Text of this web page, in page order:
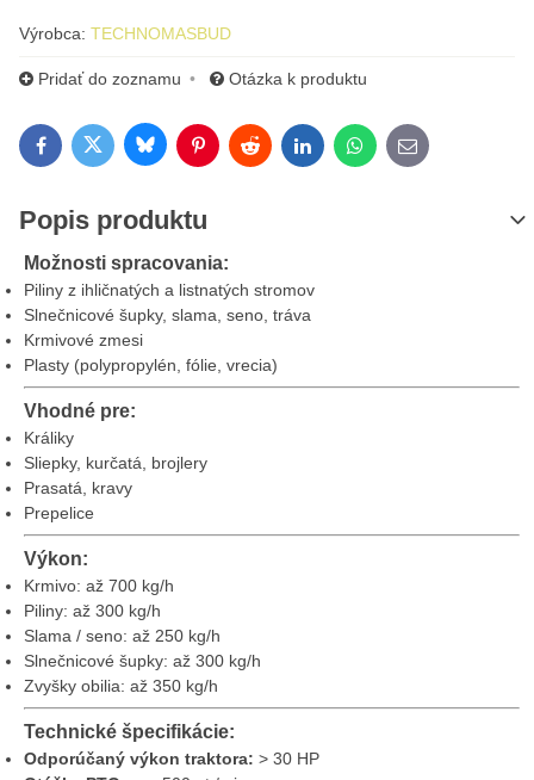
Výrobca: TECHNOMASBUD
Pridať do zoznamu Otázka k produktu
FacebookTwitterBlueskyPinterestRedditLinkedInWhatsApp
E-mail
Popis produktu
Možnosti spracovania:
Piliny z ihličnatých a listnatých stromov
Slnečnicové šupky, slama, seno, tráva
Krmivové zmesi
Plasty (polypropylén, fólie, vrecia)
Vhodné pre:
Králiky
Sliepky, kurčatá, brojlery
Prasatá, kravy
Prepelice
Výkon:
Krmivo: až 700 kg/h
Piliny: až 300 kg/h
Slama / seno: až 250 kg/h
Slnečnicové šupky: až 300 kg/h
Zvyšky obilia: až 350 kg/h
Technické špecifikácie:
Odporúčaný výkon traktora: > 30 HP